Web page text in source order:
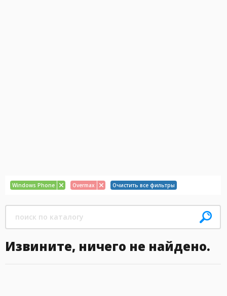
Windows Phone Overmax Очистить все фильтры
Извините, ничего не найдено.